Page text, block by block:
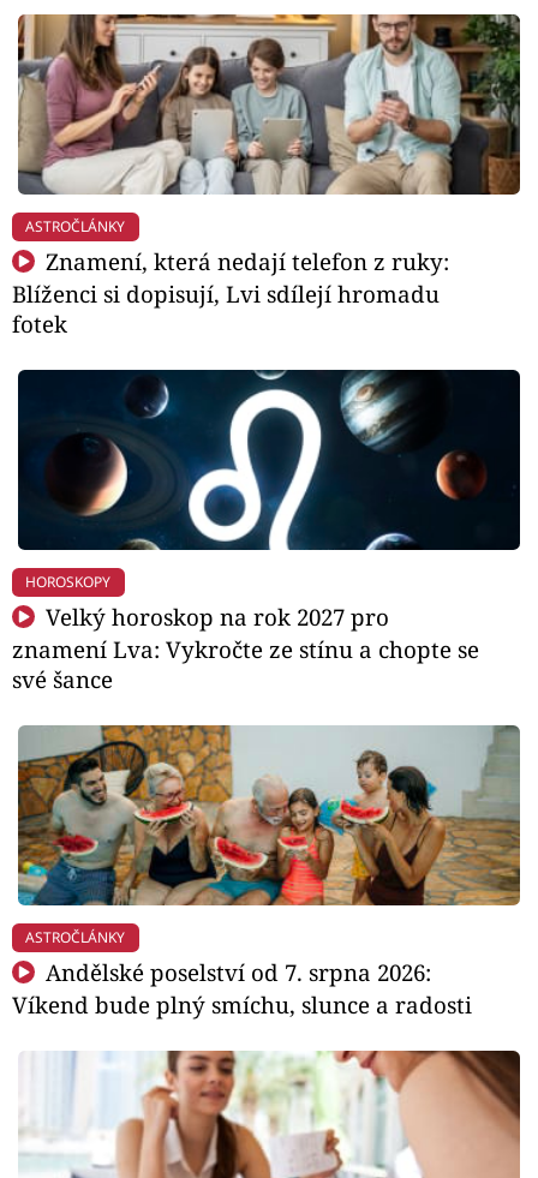
ASTROČLÁNKY
Znamení, která nedají telefon z ruky:
Blíženci si dopisují, Lvi sdílejí hromadu
fotek
HOROSKOPY
Velký horoskop na rok 2027 pro
znamení Lva: Vykročte ze stínu a chopte se
své šance
ASTROČLÁNKY
Andělské poselství od 7. srpna 2026:
Víkend bude plný smíchu, slunce a radosti